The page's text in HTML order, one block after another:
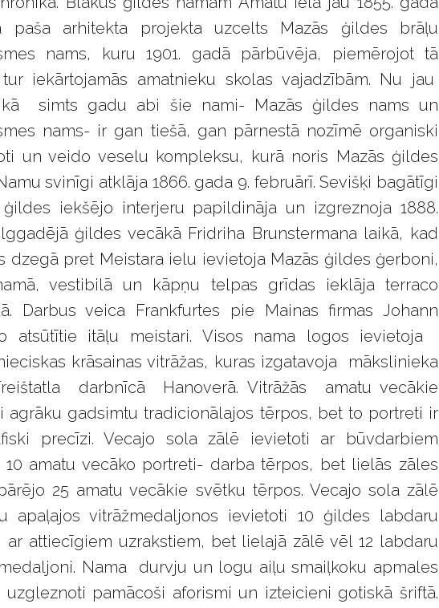
paša arhitekta projekta uzcelts Mazās ģildes brāļu
nams, kuru 1901. gadā pārbūvēja, piemērojot tā
iekārtojamās amatnieku skolas vajadzībām. Nu jau
simts gadu abi šie nami- Mazās ģildes nams un
nams- ir gan tiešā, gan pārnestā nozīmē organiski
un veido veselu kompleksu, kurā noris Mazās ģildes
svinīgi atklāja 1866. gada 9. februārī. Sevišķi bagātīgi
ģildes iekšējo interjeru papildināja un izgreznoja 1888.
ģildes vecākā Fridriha Brunstermana laikā, kad
dzegā pret Meistara ielu ievietoja Mazās ģildes ģerboni,
vestibilā un kāpņu telpas grīdas ieklāja terraco
Darbus veica Frankfurtes pie Mainas firmas Johann
atsūtītie itāļu meistari. Visos nama logos ievietoja
krāsainas vitrāžas, kuras izgatavoja mākslinieka
darbnīcā Hanoverā. Vitrāžās amatu vecākie
agrāku gadsimtu tradicionālajos tērpos, bet to portreti ir
precīzi. Vecajo sola zālē ievietoti ar būvdarbiem
10 amatu vecāko portreti- darba tērpos, bet lielās zāles
25 amatu vecākie svētku tērpos. Vecajo sola zālē
apaļajos vitrāžmedaljonos ievietoti 10 ģildes labdaru
ar attiecīgiem uzrakstiem, bet lielajā zālē vēl 12 labdaru
Nama durvju un logu aiļu smaiļkoku apmales
uzgleznoti pamācoši aforismi un izteicieni gotiskā šriftā.